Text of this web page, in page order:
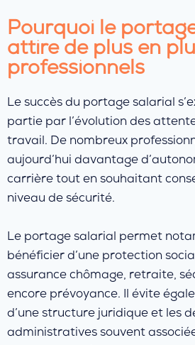
Pourquoi le
attire de plus en
professionnels
Le succès du portage salarial
partie par l’évolution des
travail. De nombreux
aujourd’hui davantage
carrière tout en souhaitant
niveau de sécurité.
Le portage salarial permet
bénéficier d’une protection
assurance chômage, retraite,
encore prévoyance. Il évite
d’une structure juridique et les
administratives souvent